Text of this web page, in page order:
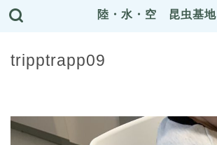
陸・水・空 昆虫基地
tripptrapp09